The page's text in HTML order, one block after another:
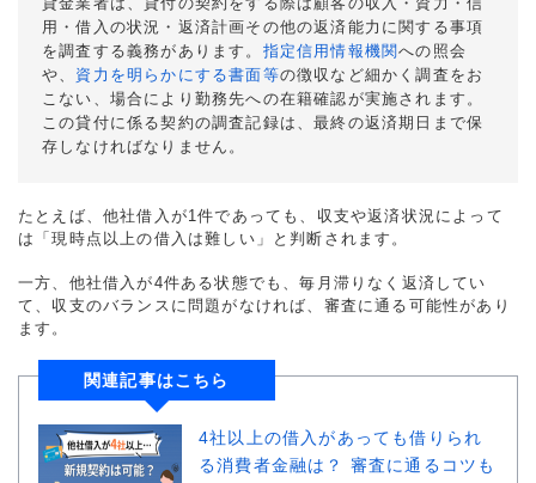
用・借入の状況・返済計画その他の返済能力に関する事項
を調査する義務があります。 指定信用情報機関への照会
や、 資力を明らかにする書面等の徴収など細かく調査をお
こない、場合により勤務先への在籍確認が実施されます。
この貸付に係る契約の調査記録は、最終の返済期日まで保
存しなければなりません。
たとえば、他社借入が1件であっても、収支や返済状況によって
は「現時点以上の借入は難しい」と判断されます。
一方、他社借入が4件ある状態でも、毎月滞りなく返済してい
て、収支のバランスに問題がなければ、審査に通る可能性があり
ます。
関連記事はこちら
4社以上の借入があっても借りられ
る消費者金融は？ 審査に通るコツも